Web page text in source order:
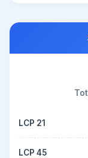
LCP 21
LCP 45